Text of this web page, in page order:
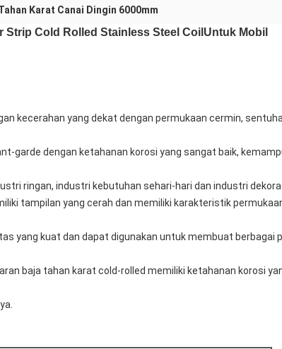
Karat Canai Dingin 6000mm
Strip Cold Rolled Stainless Steel Coil Untuk Mobil
kecerahan yang dekat dengan permukaan cermin,
garde dengan ketahanan korosi yang sangat baik,
ringan, industri kebutuhan sehari-hari dan industri
tampilan yang cerah dan memiliki karakteristik
yang kuat dan dapat digunakan untuk membuat berbagai
baja tahan karat cold-rolled memiliki ketahanan korosi